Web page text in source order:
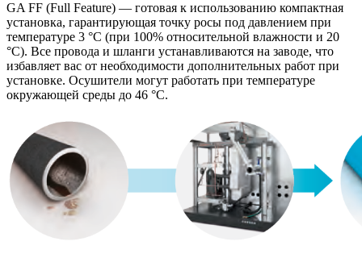
GA FF (Full Feature) — готовая к использованию компактная
установка, гарантирующая точку росы под давлением при
температуре 3 °C (при 100% относительной влажности и 20
°C). Все провода и шланги устанавливаются на заводе, что
избавляет вас от необходимости дополнительных работ при
установке. Осушители могут работать при температуре
окружающей среды до 46 °C.